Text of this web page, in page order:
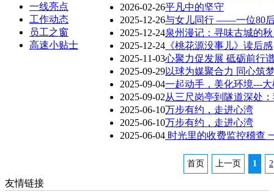
一线亮点
工作动态
员工之窗
高速小贴士
2026-02-26平凡中的坚守
2025-12-26与女儿同行 ——一位80
2025-12-24泉州漫记：寻味古城的
2025-12-24 《桃花源没事儿》读后感
2025-11-03心聚力促发展 砥砺前行
2025-09-29以球为媒聚合力 同心筑
2025-09-04一起动手，美化环境---
2025-09-02从三尺岗亭到隧道深处
2025-06-10万步有约，走进心湾
2025-06-10万步有约，走进心湾
2025-06-04 时光里的收费监控稽查
首页 上一页 1 2
友情链接